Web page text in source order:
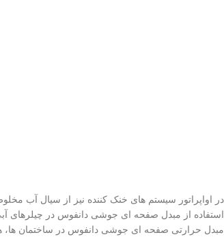
در اواپراتور سیستم های خنک کننده نیز از سیال آب
استفاده از مبدل صفحه ای جوشی دانفوس در
مبدل حرارتی صفحه ای جوشی دانفوس در ساختمان ها،